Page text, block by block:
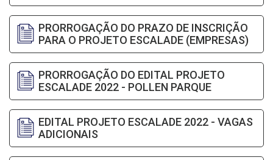
PRORROGAÇÃO DO PRAZO DE INSCRIÇÃO
PARA O PROJETO ESCALADE (EMPRESAS)
PRORROGAÇÃO DO EDITAL PROJETO
ESCALADE 2022 - POLLEN PARQUE
EDITAL PROJETO ESCALADE 2022 - VAGAS
ADICIONAIS